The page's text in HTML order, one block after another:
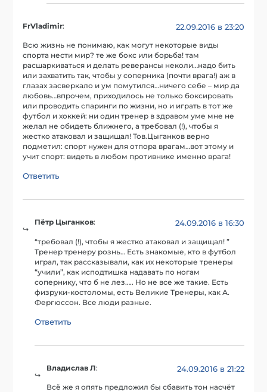
FrVladimir: 22.09.2016 в 23:20
Всю жизнь не понимаю, как могут некоторые виды
спорта нести мир? те же бокс или борьба! там
расшаркиваться и делать реверансы неколи…надо бить
или захватить так, чтобы у соперника (почти врага!) аж в
глазах засверкало и ум помутился…ничего себе – мир да
любовь…впрочем, приходилось не только боксировать
или проводить спаринги по жизни, но и играть в тот же
футбол и хоккей: ни один тренер в здравом уме мне не
желал не обидеть ближнего, а требовал (!), чтобы я
жестко атаковал и защищал! Тов.Цыганков верно
подметил: спорт нужен для отпора врагам…вот этому и
учит спорт: видеть в любом противнике именно врага!
Ответить
Пётр Цыганков: 24.09.2016 в 16:30
“требовал (!), чтобы я жестко атаковал и защищал! ”
Тренер тренеру рознь… Есть знакомые, кто в футбол
играл, так рассказывали, как их некоторые тренеры
“учили”, как исподтишка надавать по ногам
сопернику, что б не лез….. Но не все же такие. Есть
физруки-костоломы, есть Великие Тренеры, как А.
Фергюссон. Все люди разные.
Ответить
Владислав Л: 24.09.2016 в 21:22
Всё же я опять предложил бы сбавить тон насчёт